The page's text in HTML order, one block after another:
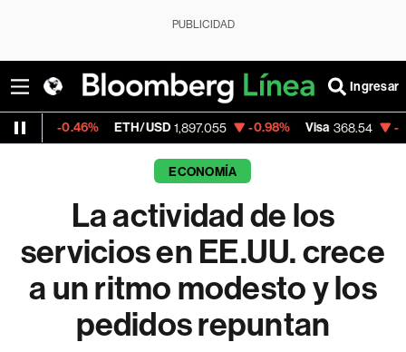
PUBLICIDAD
Ingresar
ETH/USD 1,897.055 -0.98% Visa 368.54 -0.28%
ECONOMÍA
La actividad de los
servicios en EE.UU. crece
a un ritmo modesto y los
pedidos repuntan